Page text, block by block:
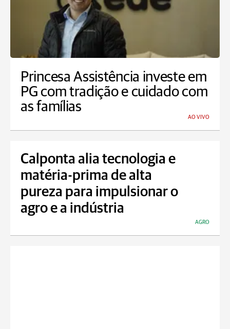
Princesa Assistência investe em
PG com tradição e cuidado com
as famílias
AO VIVO
Calponta alia tecnologia e
matéria-prima de alta
pureza para impulsionar o
agro e a indústria
AGRO